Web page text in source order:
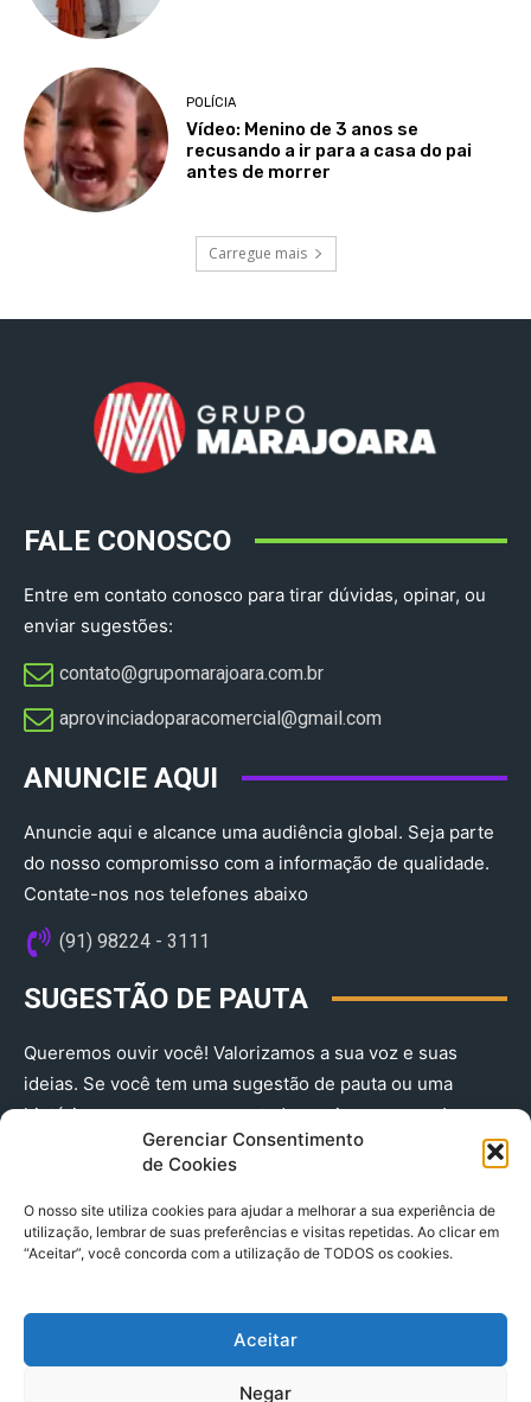
Gerenciar Consentimento
de Cookies
O nosso site utiliza cookies para ajudar a melhorar a sua experiência de
utilização, lembrar de suas preferências e visitas repetidas. Ao clicar em
“Aceitar”, você concorda com a utilização de TODOS os cookies.
Aceitar
Negar
POLÍCIA
Vídeo: Menino de 3 anos se
recusando a ir para a casa do pai
antes de morrer
Carregue mais
FALE CONOSCO
Entre em contato conosco para tirar dúvidas, opinar, ou
enviar sugestões:
contato@grupomarajoara.com.br
aprovinciadoparacomercial@gmail.com​
ANUNCIE AQUI
Anuncie aqui e alcance uma audiência global. Seja parte
do nosso compromisso com a informação de qualidade.
Contate-nos nos telefones abaixo
(91) 98224 - 3111
SUGESTÃO DE PAUTA
Queremos ouvir você! Valorizamos a sua voz e suas
ideias. Se você tem uma sugestão de pauta ou uma
história que merece ser contada, envie-nos agora!
(91) 98224 - 3111
© 2025 A Província do Pará CNPJ: 04.901.141/0001-36 End .
Trav. Quintino Bocaiuva 2301, Ed. Rogério Fernandez – Sala